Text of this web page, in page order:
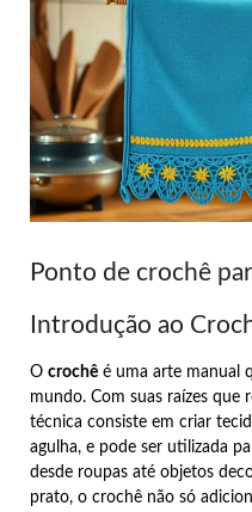
Ponto de crochê
Introdução ao
O crochê é uma arte manual
mundo. Com suas raízes que
técnica consiste em criar
agulha, e pode ser utilizada
desde roupas até objetos
prato, o crochê não só